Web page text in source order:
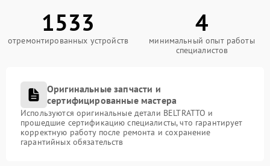
1533
отремонтированных устройств
4
минимальный опыт работы
специалистов
Оригинальные запчасти и
сертифицированные мастера
Используются оригинальные детали BELTRATTO и
прошедшие сертификацию специалисты, что гарантирует
корректную работу после ремонта и сохранение
гарантийных обязательств